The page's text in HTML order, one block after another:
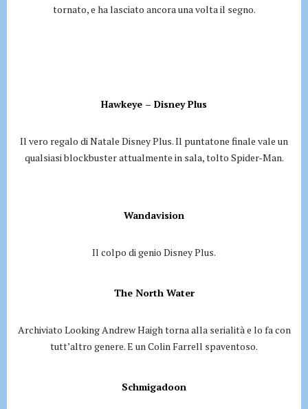
tornato, e ha lasciato ancora una volta il segno.
Hawkeye – Disney Plus
Il vero regalo di Natale Disney Plus. Il puntatone finale vale un
qualsiasi blockbuster attualmente in sala, tolto Spider-Man.
Wandavision
Il colpo di genio Disney Plus.
The North Water
Archiviato Looking Andrew Haigh torna alla serialità e lo fa con
tutt’altro genere. E un Colin Farrell spaventoso.
Schmigadoon